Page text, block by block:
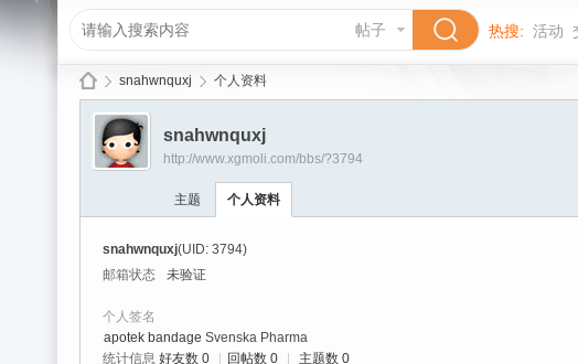
帖子 热搜: 活动
›
snahwnquxj 个人资料
snahwnquxj
http://www.xgmoli.com/bbs/?3794
主题 个人资料
snahwnquxj(UID: 3794)
邮箱状态
未验证
个人签名
apotek bandage Svenska Pharma
统计信息 好友数 0 回帖数 0 主题数 0